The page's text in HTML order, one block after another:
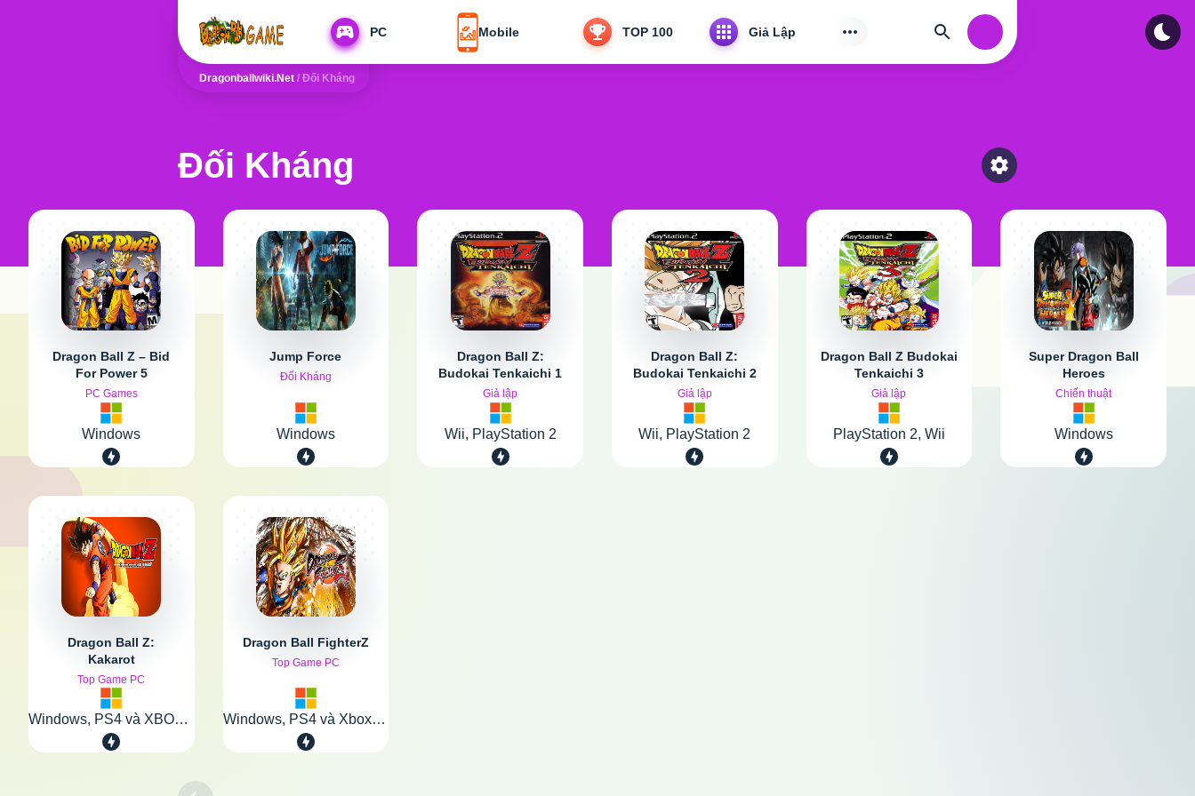
PC Mobile TOP 100 Giả Lập Authorization
Tìm
Dragonballwiki.net / Đối Kháng
Đối Kháng
Select a category
Dragon Ball Z – Bid
For Power 5
PC Games
Windows
Jump Force
Đối Kháng
Windows
Dragon Ball Z:
Budokai Tenkaichi 1
Giả lập
Wii, PlayStation 2
Dragon Ball Z:
Budokai Tenkaichi 2
Giả lập
Wii, PlayStation 2
Dragon Ball Z Budokai
Tenkaichi 3
Giả lập
PlayStation 2, Wii
Super Dragon Ball
Heroes
Chiến thuật
Windows
Dragon Ball Z:
Kakarot
Top Game PC
Windows, PS4 và XBOX One
Dragon Ball FighterZ
Top Game PC
Windows, PS4 và Xbox One